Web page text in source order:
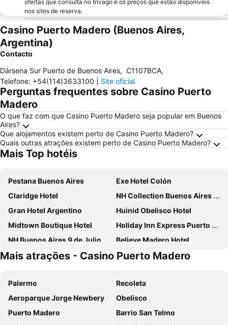
ofertas que consulta no trivago e os preços que estão disponíveis
nos sites de reserva.
Casino Puerto Madero (Buenos Aires,
Argentina)
Contacto
Dársena Sur Puerto de Buenos Aires, C1107BCA,
Telefone: +54(114)3633100 Site oficial
Perguntas frequentes sobre Casino Puerto
Madero
O que faz com que Casino Puerto Madero seja popular em Buenos
Aires?
Que alojamentos existem perto de Casino Puerto Madero?
Quais outras atrações existem perto de Casino Puerto Madero?
Mais Top hotéis
Pestana Buenos Aires
Exe Hotel Colón
Claridge Hotel
NH Collection Buenos Aires Lancaster
Gran Hotel Argentino
Huinid Obelisco Hotel
Midtown Boutique Hotel
Holiday Inn Express Puerto Madero By Ihg
NH Buenos Aires 9 de Julio
Believe Madero Hotel
NH Buenos Aires Latino
Cyan Recoleta Hotel
Palladio Hotel Buenos Aires - MGallery Collection
Regal Pacific Puerto Madero
Home Hotel Buenos Aires
Sofitel Buenos Aires Recoleta
1253 Recoleta Small Hotel
Cyan Hotel de las Americas
Mais atrações - Casino Puerto Madero
Palermo
Recoleta
Aeroparque Jorge Newbery
Obelisco
Puerto Madero
Barrio San Telmo